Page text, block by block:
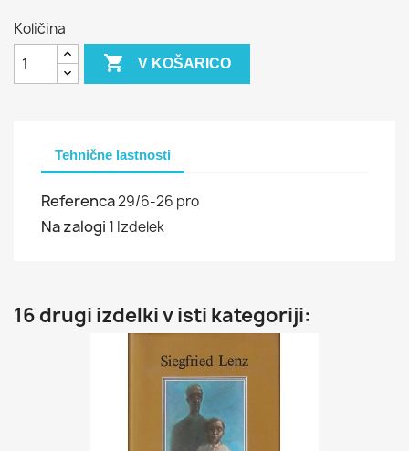
Količina
 V KOŠARICO
Tehnične lastnosti
Referenca29/6-26 pro
Na zalogi 1 Izdelek
16 drugi izdelki v isti kategoriji: